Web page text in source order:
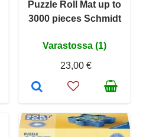
Puzzle Roll Mat up to
3000 pieces Schmidt
Varastossa (1)
23,00 €